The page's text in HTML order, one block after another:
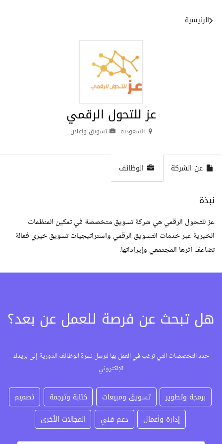
الرئيسية
عز للتحول الرقمي
السعودية تسويق وإعلان
عن الشركة الوظائف
نبذة
عز للتحول الرقمي هي شركة تسويق متخصصة في تمكين المنظمات
الخيرية عبر خدمات التسويق الرقمي واستراتيجيات تسويق خيري فعالة
تضاعف أثرها المجتمعي وإيراداتها.
هل تبحث عن فرصة للعمل عن بعد؟
حدد التخصصات التي ترغب في العمل بها لنرسل نشرة الوظائف الدورية إلى بريدك
الإلكتروني
برمجة وتطوير تسويق ومبيعات كتابة وترجمة
تصميم
إدارة وأعمال
دعم فني المجالات الأخرى